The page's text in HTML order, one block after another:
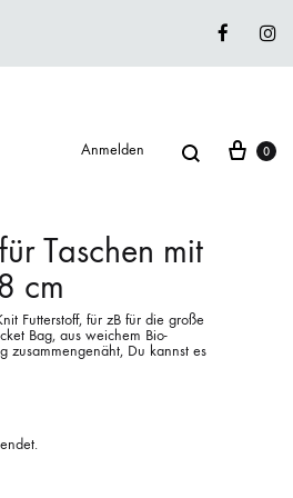
Anmelden Suche 0
Taschen mit
cm
Futterstoff, für zB für die große
Bag, aus weichem Bio-
zusammengenäht, Du kannst es